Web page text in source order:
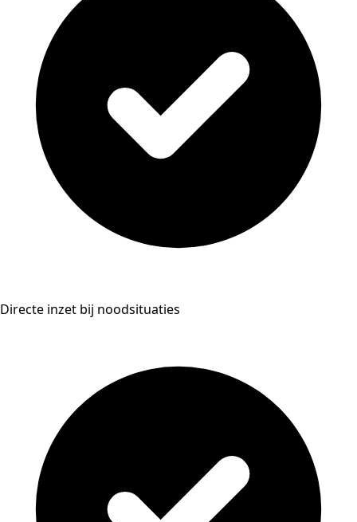
Directe inzet bij noodsituaties